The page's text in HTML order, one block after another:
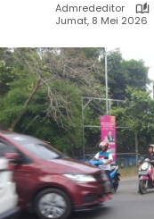
Admrededitor
Jumat, 8 Mei 2026